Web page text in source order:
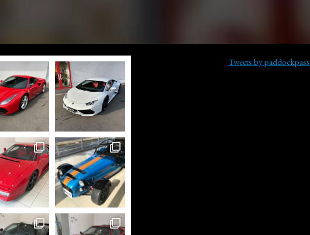
Tweets by paddockpass_